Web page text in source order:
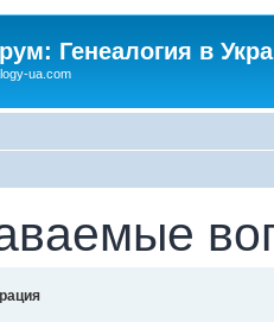
Генеалогия в
ua.com